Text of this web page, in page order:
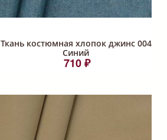
Ткань костюмная хлопок джинс 004
Синий
710 ₽